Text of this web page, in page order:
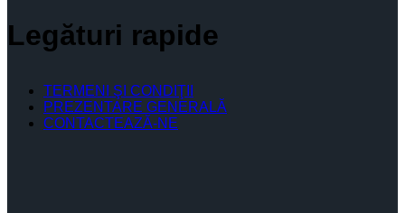
Legături rapide
TERMENI ŞI CONDIŢII
PREZENTARE GENERALĂ
CONTACTEAZĂ-NE